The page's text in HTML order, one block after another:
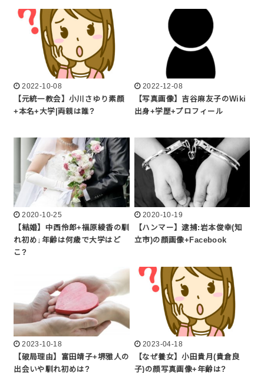
2022-10-08
【元統一教会】小川さゆり素顔
+本名+大学|両親は誰?
2022-12-08
【写真画像】吉谷麻友子のWiki
出身+学歴+プロフィール
2020-10-25
【結婚】中西伶郎+福原綾香の馴
れ初め↓年齢は何歳で大学はど
こ?
2020-10-19
【ハンマー】逮捕:岩本俊幸(知
立市)の顔画像+Facebook
2023-10-18
【破局理由】富田靖子+堺雅人の
出会いや馴れ初めは?
2023-04-18
【なぜ養女】小田貴月(貴倉良
子)の顔写真画像+年齢は?